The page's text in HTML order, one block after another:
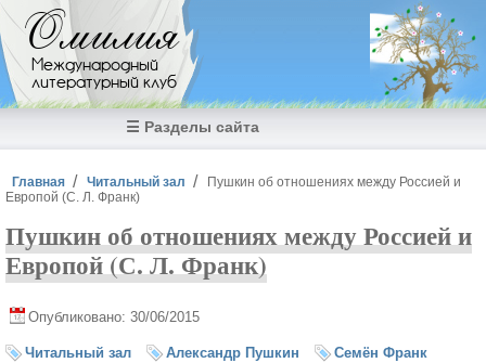
Перейти к основному содержанию
Омилия
Международный
литературный клуб
☰ Разделы сайта
Вы здесь
Главная Читальный зал
Пушкин об отношениях между Россией и
Европой (С. Л. Франк)
Пушкин об отношениях между Россией и
Европой (С. Л. Франк)
Опубликовано: 30/06/2015
Читальный зал Александр Пушкин
Семён Франк